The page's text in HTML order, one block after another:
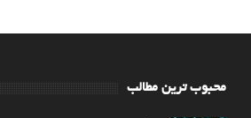
محبوب ترین مطالب